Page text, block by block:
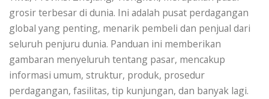
grosir terbesar di dunia. Ini adalah pusat perdagangan
global yang penting, menarik pembeli dan penjual dari
seluruh penjuru dunia. Panduan ini memberikan
gambaran menyeluruh tentang pasar, mencakup
informasi umum, struktur, produk, prosedur
perdagangan, fasilitas, tip kunjungan, dan banyak lagi.